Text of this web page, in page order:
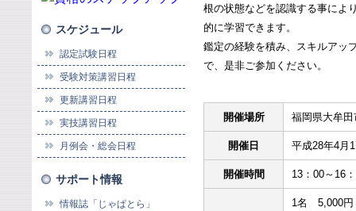
スケジュール
認定試験日程
受験対策講習日程
更新講習日程
実技講習日程
月例会・総会日程
サポート情報
情報誌「じゃぱとら」
根の状態などを認識する事によ
的に学習できます。
鑑定の経験を積み、スキルアッ
で、是非ご参加ください。
開催場所 福岡県大牟田
開催日 平成28年4月
開催時間 13：00～16
1名 5,000円